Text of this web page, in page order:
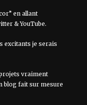
en allant
&YouTube.
excitants je serais
vraiment
blog fait sur mesure